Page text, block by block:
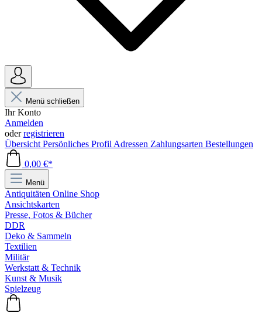
Menü schließen
Ihr Konto
Anmelden
oderregistrieren
Übersicht Persönliches Profil Adressen Zahlungsarten Bestellungen
0,00 €*
Menü
Antiquitäten Online Shop
Ansichtskarten
Presse, Fotos & Bücher
DDR
Deko & Sammeln
Textilien
Militär
Werkstatt & Technik
Kunst & Musik
Spielzeug